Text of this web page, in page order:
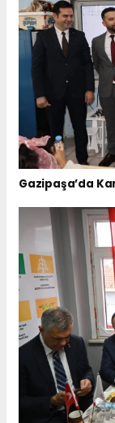
Gazipaşa’da